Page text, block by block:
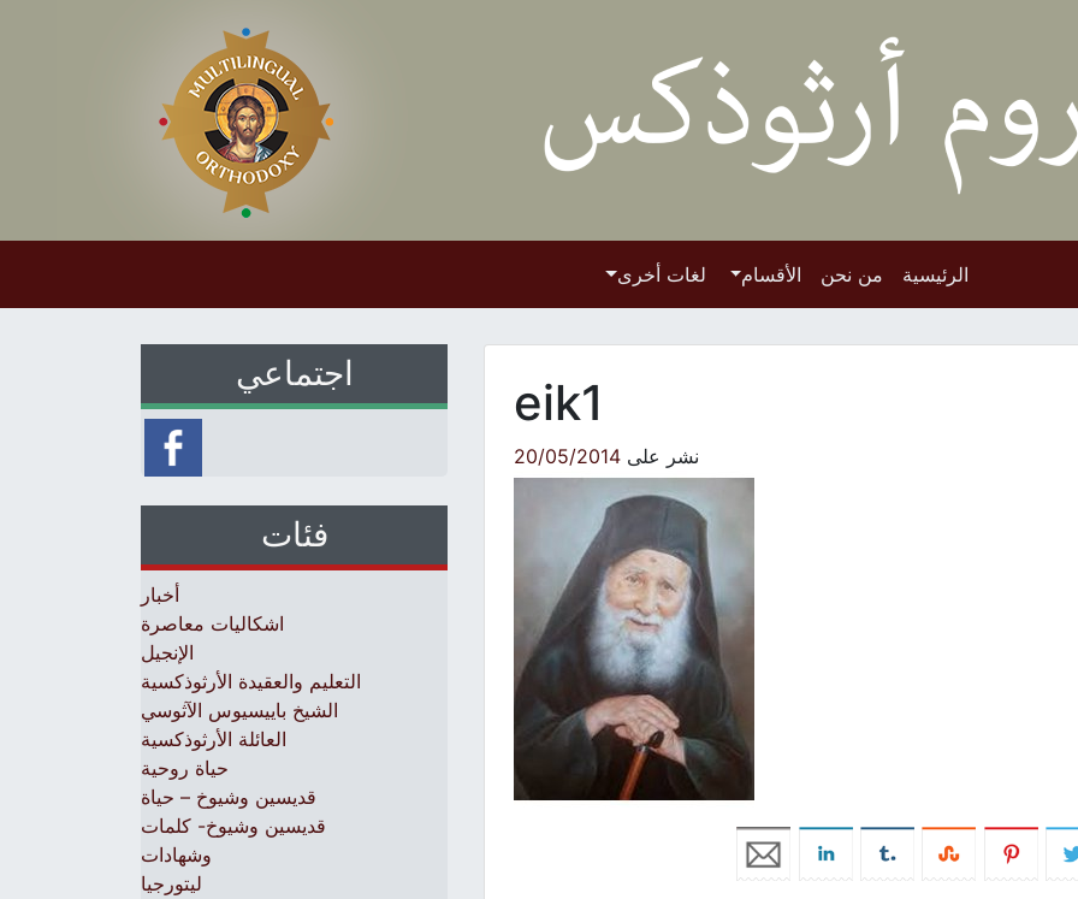
الرئيسية من نحن الأقسام لغات أخرى
eik1
نشر على 20/05/2014
اجتماعي
فئات
أخبار
اشكاليات معاصرة
الإنجيل
التعليم والعقيدة الأرثوذكسية
الشيخ باييسيوس الآثوسي
العائلة الأرثوذكسية
حياة روحية
قديسين وشيوخ – حياة
قديسين وشيوخ- كلمات
وشهادات
ليتورجيا